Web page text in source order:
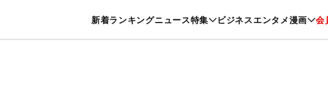
新着ランキングニュース特集 ビジネスエンタメ漫画 会
暮らし スポーツ ヘルスケア 美容 グルメ ファ